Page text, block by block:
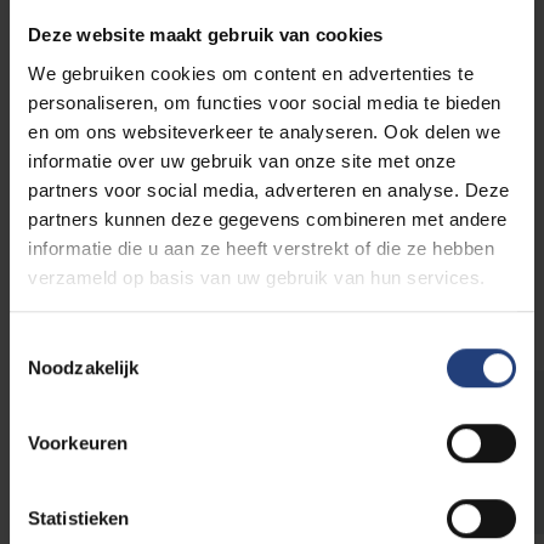
Deze website maakt gebruik van cookies
We gebruiken cookies om content en advertenties te
personaliseren, om functies voor social media te bieden
en om ons websiteverkeer te analyseren. Ook delen we
informatie over uw gebruik van onze site met onze
partners voor social media, adverteren en analyse. Deze
partners kunnen deze gegevens combineren met andere
informatie die u aan ze heeft verstrekt of die ze hebben
verzameld op basis van uw gebruik van hun services.
Noodzakelijk
Voorkeuren
Statistieken
E-mail: catering@vub.be
VUB Main Campus Etterbeek
Pleinlaan 2
1050 Elsene
Gebouw R